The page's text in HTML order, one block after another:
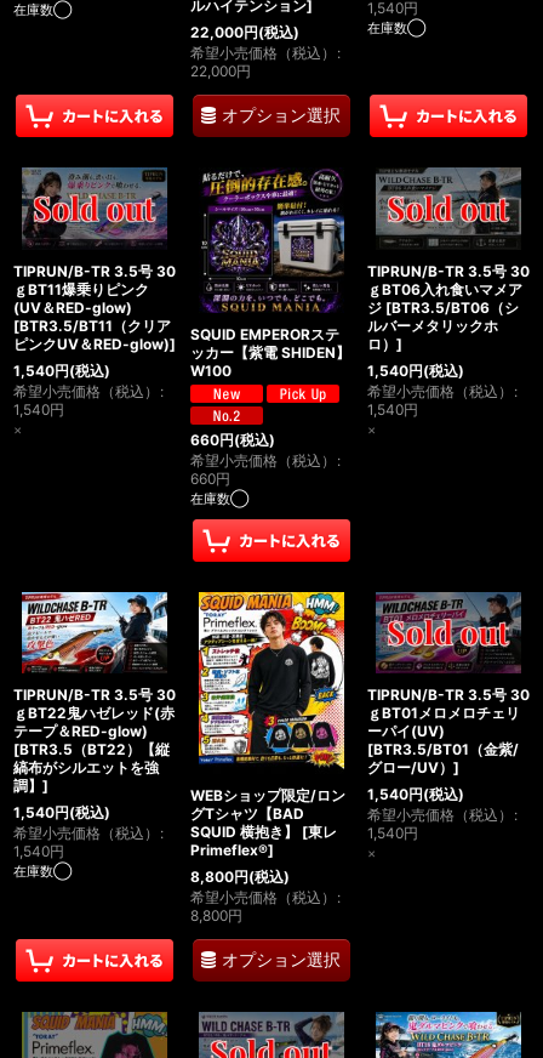
在庫数◯
ルハイテンション]
22,000円(税込)
希望小売価格（税込） :
22,000円
オプション選択
1,540円
在庫数◯
TIPRUN/B-TR 3.5号 30
ｇBT11爆乗りピンク
(UV＆RED-glow)
[BTR3.5/BT11（クリア
ピンクUV＆RED-glow)]
1,540円(税込)
希望小売価格（税込） :
1,540円
×
SQUID EMPERORステ
ッカー【紫電 SHIDEN】
W100
660円(税込)
希望小売価格（税込） :
660円
在庫数◯
TIPRUN/B-TR 3.5号 30
ｇBT06入れ食いマメア
ジ [BTR3.5/BT06（シ
ルバーメタリックホ
ロ） ]
1,540円(税込)
希望小売価格（税込） :
1,540円
×
TIPRUN/B-TR 3.5号 30
ｇBT22鬼ハゼレッド(赤
テープ＆RED-glow)
[BTR3.5（BT22）【縦
縞布がシルエットを強
調】 ]
1,540円(税込)
希望小売価格（税込） :
1,540円
在庫数◯
WEBショップ限定/ロン
グTシャツ【BAD
SQUID 横抱き】
[東レ
Primeflex®]
8,800円(税込)
希望小売価格（税込） :
8,800円
オプション選択
TIPRUN/B-TR 3.5号 30
ｇBT01メロメロチェリ
ーパイ(UV)
[BTR3.5/BT01（金紫/
グロー/UV） ]
1,540円(税込)
希望小売価格（税込） :
1,540円
×